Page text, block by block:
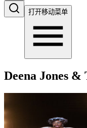
打开移动菜单
Deena Jones &